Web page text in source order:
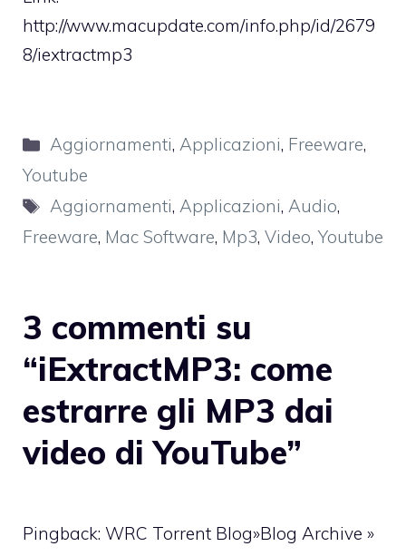
http://www.macupdate.com/info.php/id/2679
8/iextractmp3
Categorie
Aggiornamenti,Applicazioni, Freeware,
Youtube
Tag
Aggiornamenti,Applicazioni,Audio,
Freeware, Mac Software, Mp3, Video, Youtube
3 commenti su
“iExtractMP3: come
estrarre gli MP3 dai
video di YouTube”
Pingback: WRC Torrent Blog»Blog Archive »